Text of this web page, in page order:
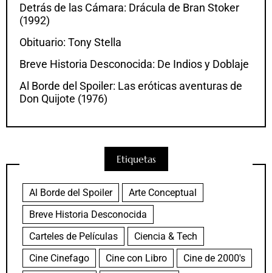
Detrás de las Cámara: Drácula de Bran Stoker
(1992)
Obituario: Tony Stella
Breve Historia Desconocida: De Indios y Doblaje
Al Borde del Spoiler: Las eróticas aventuras de
Don Quijote (1976)
Etiquetas
Al Borde del Spoiler
Arte Conceptual
Breve Historia Desconocida
Carteles de Películas
Ciencia & Tech
Cine Cinefago
Cine con Libro
Cine de 2000's